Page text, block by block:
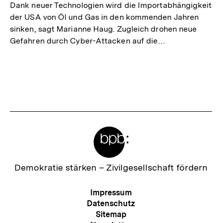
Dank neuer Technologien wird die Importabhängigkeit
der USA von Öl und Gas in den kommenden Jahren
sinken, sagt Marianne Haug. Zugleich drohen neue
Gefahren durch Cyber-Attacken auf die…
Zur
Demokratie stärken – Zivilgesellschaft fördern
Meta-
Navigation
Impressum
Datenschutz
Sitemap